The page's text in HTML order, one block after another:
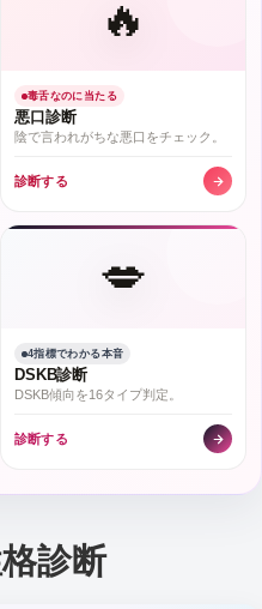
🔥
毒舌なのに当たる
悪口診断
陰で言われがちな悪口をチェック。
診断する
💋
4指標でわかる本音
DSKB診断
DSKB傾向を16タイプ判定。
診断する
診断